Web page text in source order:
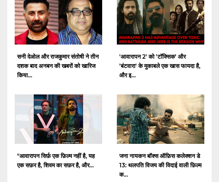
सनी देओल और राजकुमार संतोषी ने तीन
दशक बाद अनबन की खबरों को खारिज
किया...
'आवारापन 2' को 'टॉक्सिक' और
'बंटवारा' के मुकाबले एक खास फायदा है,
और इ...
"आवारापन सिर्फ़ एक फ़िल्म नहीं है, यह
एक सफ़र है, शिवम का सफ़र है, और...
जना नायकन बॉक्स ऑफ़िस कलेक्शन डे
13: थलपति विजय की विदाई वाली फ़िल्म
क...